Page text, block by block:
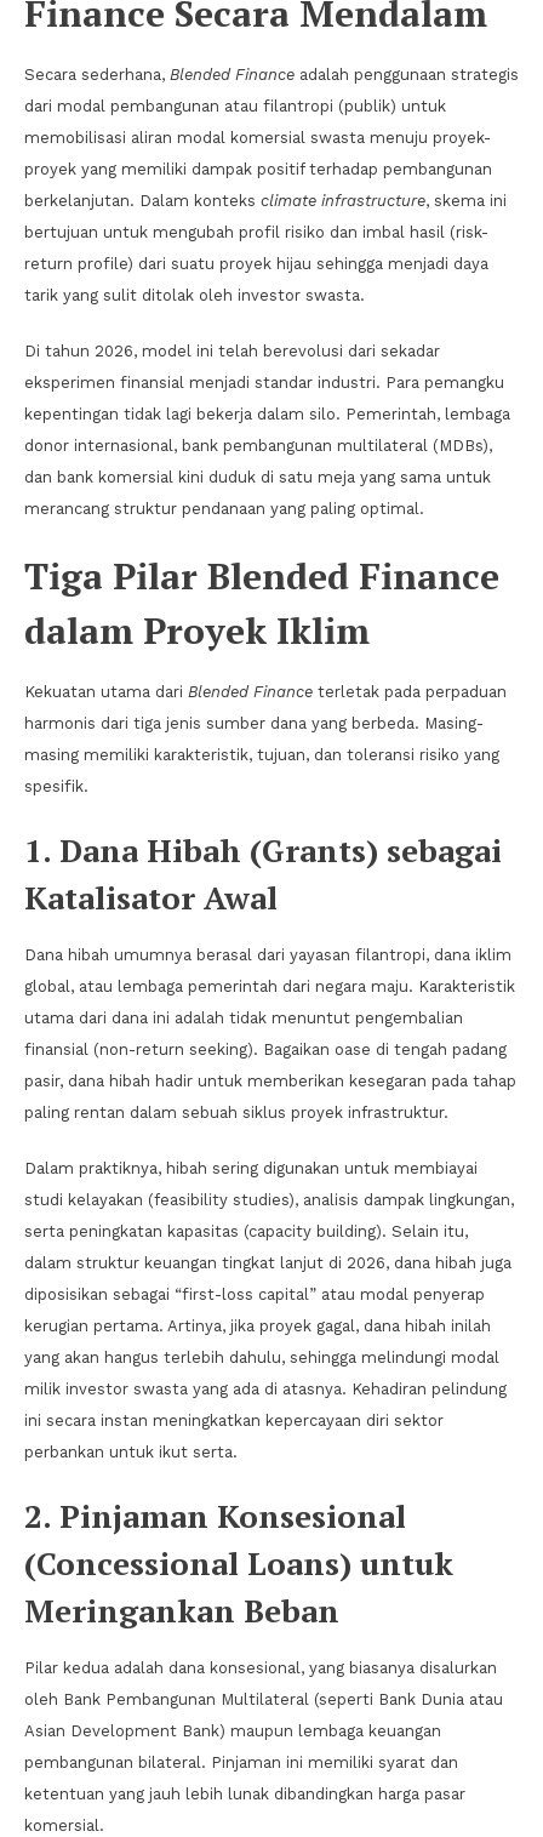
Finance Secara Mendalam
Secara sederhana, Blended Finance adalah penggunaan strategis
dari modal pembangunan atau filantropi (publik) untuk
memobilisasi aliran modal komersial swasta menuju proyek-
proyek yang memiliki dampak positif terhadap pembangunan
berkelanjutan. Dalam konteks climate infrastructure, skema ini
bertujuan untuk mengubah profil risiko dan imbal hasil (risk-
return profile) dari suatu proyek hijau sehingga menjadi daya
tarik yang sulit ditolak oleh investor swasta.
Di tahun 2026, model ini telah berevolusi dari sekadar
eksperimen finansial menjadi standar industri. Para pemangku
kepentingan tidak lagi bekerja dalam silo. Pemerintah, lembaga
donor internasional, bank pembangunan multilateral (MDBs),
dan bank komersial kini duduk di satu meja yang sama untuk
merancang struktur pendanaan yang paling optimal.
Tiga Pilar Blended Finance
dalam Proyek Iklim
Kekuatan utama dari Blended Finance terletak pada perpaduan
harmonis dari tiga jenis sumber dana yang berbeda. Masing-
masing memiliki karakteristik, tujuan, dan toleransi risiko yang
spesifik.
1. Dana Hibah (Grants) sebagai
Katalisator Awal
Dana hibah umumnya berasal dari yayasan filantropi, dana iklim
global, atau lembaga pemerintah dari negara maju. Karakteristik
utama dari dana ini adalah tidak menuntut pengembalian
finansial (non-return seeking). Bagaikan oase di tengah padang
pasir, dana hibah hadir untuk memberikan kesegaran pada tahap
paling rentan dalam sebuah siklus proyek infrastruktur.
Dalam praktiknya, hibah sering digunakan untuk membiayai
studi kelayakan (feasibility studies), analisis dampak lingkungan,
serta peningkatan kapasitas (capacity building). Selain itu,
dalam struktur keuangan tingkat lanjut di 2026, dana hibah juga
diposisikan sebagai “first-loss capital” atau modal penyerap
kerugian pertama. Artinya, jika proyek gagal, dana hibah inilah
yang akan hangus terlebih dahulu, sehingga melindungi modal
milik investor swasta yang ada di atasnya. Kehadiran pelindung
ini secara instan meningkatkan kepercayaan diri sektor
perbankan untuk ikut serta.
2. Pinjaman Konsesional
(Concessional Loans) untuk
Meringankan Beban
Pilar kedua adalah dana konsesional, yang biasanya disalurkan
oleh Bank Pembangunan Multilateral (seperti Bank Dunia atau
Asian Development Bank) maupun lembaga keuangan
pembangunan bilateral. Pinjaman ini memiliki syarat dan
ketentuan yang jauh lebih lunak dibandingkan harga pasar
komersial.